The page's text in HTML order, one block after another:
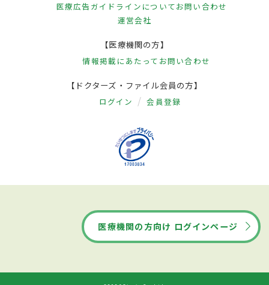
医療広告ガイドラインについてお問い合わせ
運営会社
【医療機関の方】
情報掲載にあたって お問い合わせ
【ドクターズ・ファイル会員の方】
ログイン 会員登録
医療機関の方向け ログインページ